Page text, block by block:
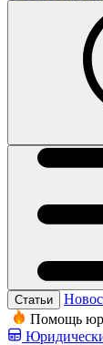
Статьи
Помощь